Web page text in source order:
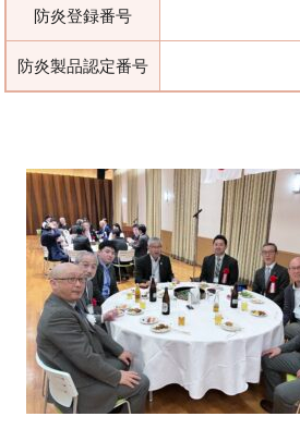
防炎登録番号
防炎製品認定番号